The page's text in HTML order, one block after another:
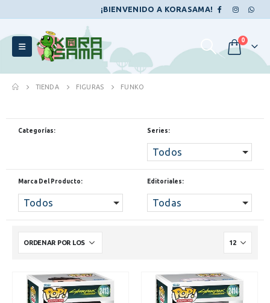
¡BIENVENIDO A KORASAMA!
0
TIENDA FIGURAS FUNKO
Categorías: Series:
Todos
Marca Del Producto:
Todos
Editoriales:
Todas